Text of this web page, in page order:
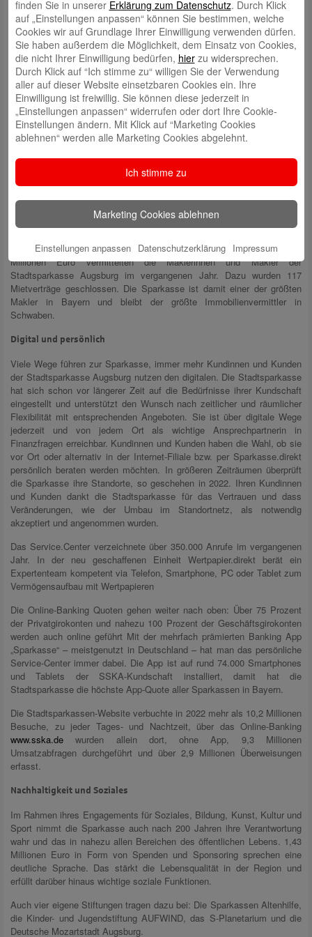
Investments zu beschäftigen, da unter mittel- und langfristigen
Gesichtspunkten Wertpapieranlagen gute Entwicklungen zeigen.
Die eigenen vier Wände
Ein starkes erstes Quartal und eine hohe Nachfrage nach
Baufinanzierungen sowie nach vorzeitigen Festzinsverlängerungen, so
begann 2022. Dann stiegen die Zinsen rasant, dazu kamen diverse
Unsicherheitsfaktoren, was im Jahresverlauf einen deutlichen Rückgang
der Finanzierungsabschlüsse mit sich brachte. Die Stadtsparkasse, die
sich auch in turbulenten Zeiten als zuverlässige Finanzierungspartnerin
ihrer Kundschaft bewährt hat, reichte 280 Mio. Euro für private
wohnwirtschaftliche Neufinanzierungen aus. Nach wie vor ist der
Wunsch nach einer eigenen Immobilie vorhanden. Viele Kundinnen und
Kunden können sich allerdings die aus gestiegenen Zinsen und
weiterhin hohen Kaufpreisen resultierenden hohen Rate nicht mehr
leisten, der finanzielle Spielraum ist eingeschränkter. Als Folge fällt die
Wunschimmobilie oftmals kleiner aus als geplant.
181 Häuser, Wohnungen und Grundstücke im Wert von über 85
Millionen Euro vermittelten die Maklerinnen und Makler der
Stadtsparkasse Augsburg im vergangenen Jahr. Dazu wurden 117
Mietverträge geschlossen. Die Sparkasse ist damit einer der größten
Makler in Bayern und bleibt der größte Immobilienvermittler in
Schwaben.
Digital und persönlich
Viele Wege führen zur Sparkasse, immer mehr Kundinnen und Kunden
der Stadtsparkasse Augsburg nutzen den digitalen. Die Stadtsparkasse
hat sich schon vor längerer Zeit auf die Bedürfnisse ihrer Kundschaft
eingestellt und unterstützt den Wunsch nach zeitlicher und räumlicher
Flexibilität mit entsprechenden Angeboten. Sie ist über digitale Wege
jederzeit und von jedem Ort als wichtige Ansprechpartnerin in
Finanzfragen erreichbar. Kundinnen und Kunden haben die Wahl, ob sie
vor Ort oder alternativ in der Internet-Filiale bzw. per Sparkasse.direkt
persönlich beraten werden möchten. In größeren Zeiträumen überprüft
die Sparkasse ihre Standorte, so geschehen in 2022. Ihren Kundinnen
und Kunden dankt die Stadtsparkasse für das Vertrauen und dass
Veränderungen, wie der Umbau im Standortnetz, als notwendig
akzeptiert und angenommen wurden.
Das Service.Center verzeichnete über 350.000 Anrufe im vergangenen
Jahr. In der neu geschaffenen Einheit Wertpapier.direkt berät ein
Expertenteam kompetent via Telefon, Smartphone, PC oder Tablet zum
Vermögensaufbau mit Wertpapieren
Die Online-Banking Quoten gehen weiter nach oben: Über 75 Prozent
der Privatgirokonten und nahezu 100 Prozent der Geschäftsgirokonten
werden auch online geführt Mit der mehrfach prämierten Banking App
„Sparkasse“ – meistgenutzt in Deutschland – hat man das persönliche
Service-Center immer dabei. Die App ist auf rund 74.000 Smartphones
und Tablets der SSKA-Kundschaft installiert, damit hat die
Stadtsparkasse die höchste App-Quote aller Sparkassen in Bayern.
Die Stadtsparkassen-Website verbuchte in 2022 mehr als 10,2 Millionen
Besuche, zu jeder Tages- und Nachtzeit, über das Online-Banking
www.sska.de wurden allein dort, ohne App, 9,3 Millionen
Umsatzabfragen durchgeführt und über 2,9 Millionen Überweisungen
erfasst.
Nachhaltigkeit und Soziales
Im Rahmen ihres Engagements für Soziales, Bildung, Kunst, Kultur und
Sport nimmt die Sparkasse auch nach 200 Jahren ihre Verantwortung
wahr und das in nahezu allen Bereichen des öffentlichen Lebens. 1,43
Millionen Euro in Form von Spenden und Sponsoring sprechen eine
deutliche Sprache. Das stärkt die Lebensqualität in der Region und
erfüllt darüber hinaus wichtige soziale Funktionen.
Auch vier eigene Stiftungen tragen dazu bei: Die Sparkassen Altenhilfe,
die Kinder- und Jugendstiftung AUFWIND, das S-Planetarium und die
Deutsche Mozartstadt Augsburg.
finden Sie in unserer Erklärung zum Datenschutz. Durch Klick
auf „Einstellungen anpassen“ können Sie bestimmen, welche
Cookies wir auf Grundlage Ihrer Einwilligung verwenden dürfen.
Sie haben außerdem die Möglichkeit, dem Einsatz von Cookies,
die nicht Ihrer Einwilligung bedürfen, hierzu widersprechen.
Durch Klick auf “Ich stimme zu“ willigen Sie der Verwendung
aller auf dieser Website einsetzbaren Cookies ein. Ihre
Einwilligung ist freiwillig. Sie können diese jederzeit in
„Einstellungen anpassen“ widerrufen oder dort Ihre Cookie-
Einstellungen ändern. Mit Klick auf “Marketing Cookies
ablehnen“ werden alle Marketing Cookies abgelehnt.
Ich stimme zu
Marketing Cookies ablehnen
Einstellungen anpassen Datenschutzerklärung Impressum